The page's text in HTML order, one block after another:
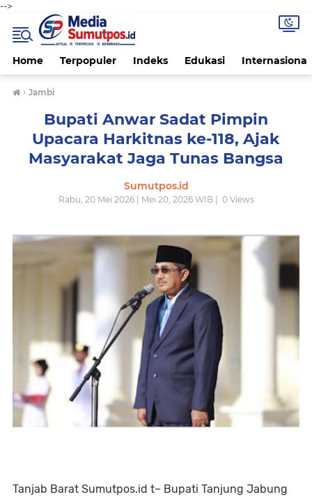
-->
Home Terpopuler Indeks Edukasi Internasional
› Jambi
Bupati Anwar Sadat Pimpin
Upacara Harkitnas ke-118, Ajak
Masyarakat Jaga Tunas Bangsa
Sumutpos.id
Rabu, 20 Mei 2026 | Mei 20, 2026 WIB | 0Views
Tanjab Barat Sumutpos.id t– Bupati Tanjung Jabung